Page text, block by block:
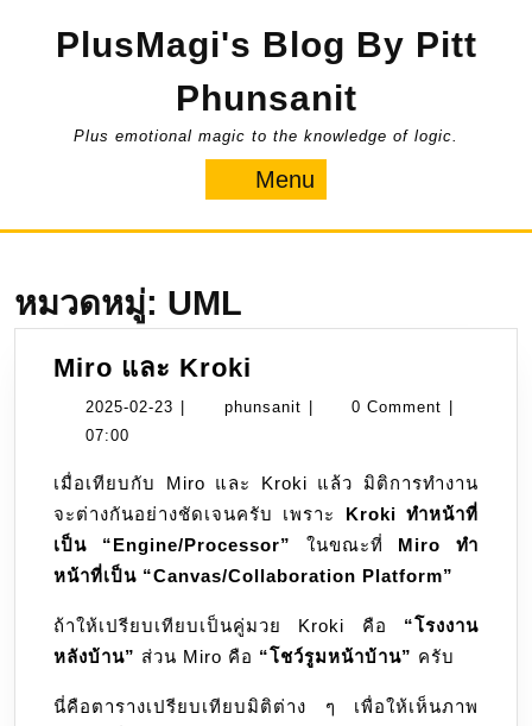
PlusMagi's Blog By Pitt
Phunsanit
Plus emotional magic to the knowledge of logic.
Menu
หมวดหมู่: UML
Miro และ Kroki
และ
2025-02-23 2025- phunsanit phunsanit0 Comment
07:00
เมื่อเทียบกับ Miro และ Kroki แล้ว มิติการทำงาน
จะต่างกันอย่างชัดเจนครับ เพราะ Kroki ทำหน้าที่
เป็น “Engine/Processor”
ในขณะที่ Miro ทำ
หน้าที่เป็น “Canvas/Collaboration Platform”
ถ้าให้เปรียบเทียบเป็นคู่มวย Kroki คือ “โรงงาน
หลังบ้าน” ส่วน Miro คือ “โชว์รูมหน้าบ้าน” ครับ
นี่คือตารางเปรียบเทียบมิติต่าง ๆ เพื่อให้เห็นภาพ